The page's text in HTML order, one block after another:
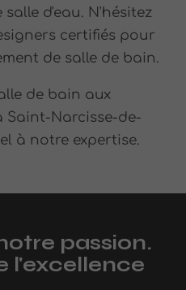
d'eau. N'hésitez
certifiés pour
de salle de bain.
de bain aux
Saint-Narcisse-de-
à notre expertise.
passion.
l'excellence